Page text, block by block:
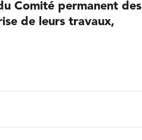
Comité permanent des
de leurs travaux,